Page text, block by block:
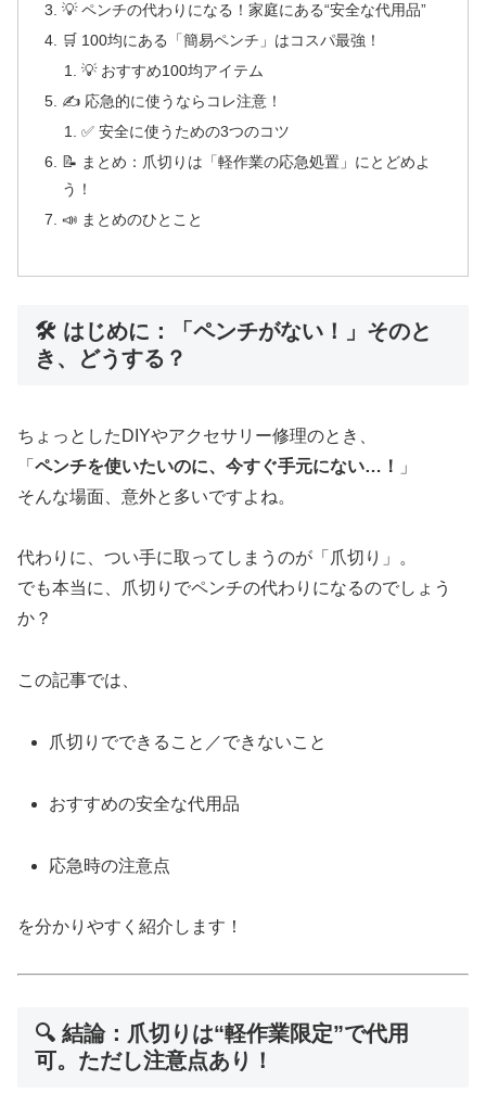
💡 ペンチの代わりになる！家庭にある“安全な代用品”
🛒 100均にある「簡易ペンチ」はコスパ最強！
💡 おすすめ100均アイテム
✍️ 応急的に使うならコレ注意！
✅ 安全に使うための3つのコツ
📝 まとめ：爪切りは「軽作業の応急処置」にとどめよ
う！
📣 まとめのひとこと
🛠 はじめに：「ペンチがない！」そのと
き、どうする？
ちょっとしたDIYやアクセサリー修理のとき、
「 ペンチを使いたいのに、今すぐ手元にない…！
」
そんな場面、意外と多いですよね。
代わりに、つい手に取ってしまうのが「爪切り」。
でも本当に、爪切りでペンチの代わりになるのでしょう
か？
この記事では、
爪切りでできること／できないこと
おすすめの安全な代用品
応急時の注意点
を分かりやすく紹介します！
🔍 結論：爪切りは“軽作業限定”で代用
可。ただし注意点あり！